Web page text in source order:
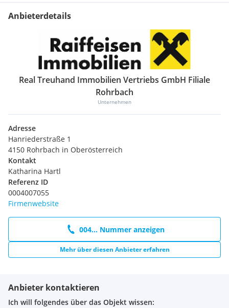
Anbieterdetails
Real Treuhand Immobilien Vertriebs GmbH Filiale
Rohrbach
Unternehmen
Adresse
Hanriederstraße 1
4150 Rohrbach in Oberösterreich
Kontakt
Katharina Hartl
Referenz ID
0004007055
Firmenwebsite
004... Nummer anzeigen
Mehr über diesen Anbieter erfahren
Anbieter kontaktieren
Ich will folgendes über das Objekt wissen: